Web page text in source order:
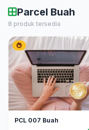
Parcel Buah
8 produk tersedia
PCL 007 Buah